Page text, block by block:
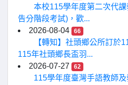
本校115學年度第二次代
告分階段考試)，歡...
2026-08-04
66
【轉知】社頭鄉公所訂於
115年社頭鄉長盃羽...
2026-07-27
62
115學年度臺灣手語教師